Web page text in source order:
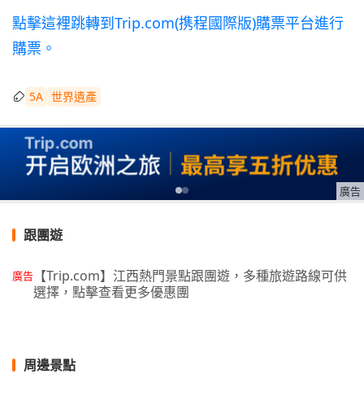
點擊這裡跳轉到Trip.com(携程國際版)購票平台進行
購票。
5A 世界遺產
廣告
跟團遊
廣告 【Trip.com】江西熱門景點跟團遊，多種旅遊路線可供
選擇，點擊查看更多優惠團
周邊景點